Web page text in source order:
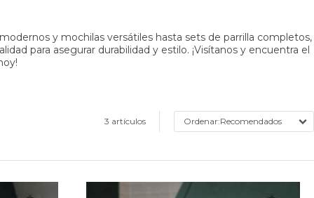
y mochilas versátiles hasta sets de parrilla completos,
para asegurar durabilidad y estilo. ¡Visítanos y encuentra el
3 artículos Recomendados